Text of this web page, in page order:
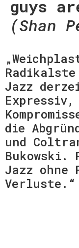
guys
(Shan
Jazz
Expressiv,
die
und
Bukowski.
Jazz ohne
Verluste.“